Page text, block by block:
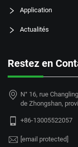
Application
Actualités
Restez en
N° 16, rue
de Zhongshan,
+86-13005522057
[email protected]